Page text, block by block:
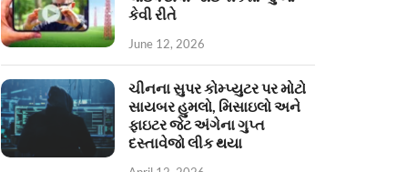
કેવી રીતે
June 12, 2026
ચીનના સુપર કોમ્પ્યુટર પર મોટો
સાયબર હુમલો, મિસાઇલો અને
ફાઇટર જેટ અંગેના ગુપ્ત
દસ્તાવેજો લીક થયા